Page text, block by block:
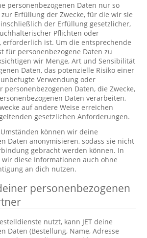
personenbezogenen Daten nur so
Erfüllung der Zwecke, für die wir sie
der Erfüllung gesetzlicher,
Pflichten oder
erforderlich ist. Um die entsprechende
für personenbezogene Daten zu
wir Menge, Art und Sensibilität
Daten, das potenzielle Risiko einer
Verwendung oder
personenbezogenen Daten, die Zwecke,
Daten verarbeiten,
auf andere Weise erreichen
gesetzlichen Anforderungen.
können wir deine
Daten anonymisieren, sodass sie nicht
gebracht werden können. In
diese Informationen auch ohne
an dich nutzen.
personenbezogenen
nutzt, kann JET deine
Daten (Bestellung, Name, Adresse